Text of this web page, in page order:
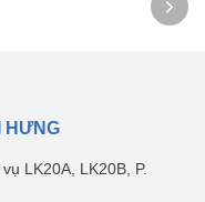
HƯNG
LK20A, LK20B, P.